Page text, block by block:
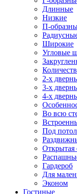
Длинные
Низкие
П-
Широкие
Угловые
2-х
3-х
4-х
Во всю
Под
Открытая
Гардероб
Для
Эконом
Гостиные